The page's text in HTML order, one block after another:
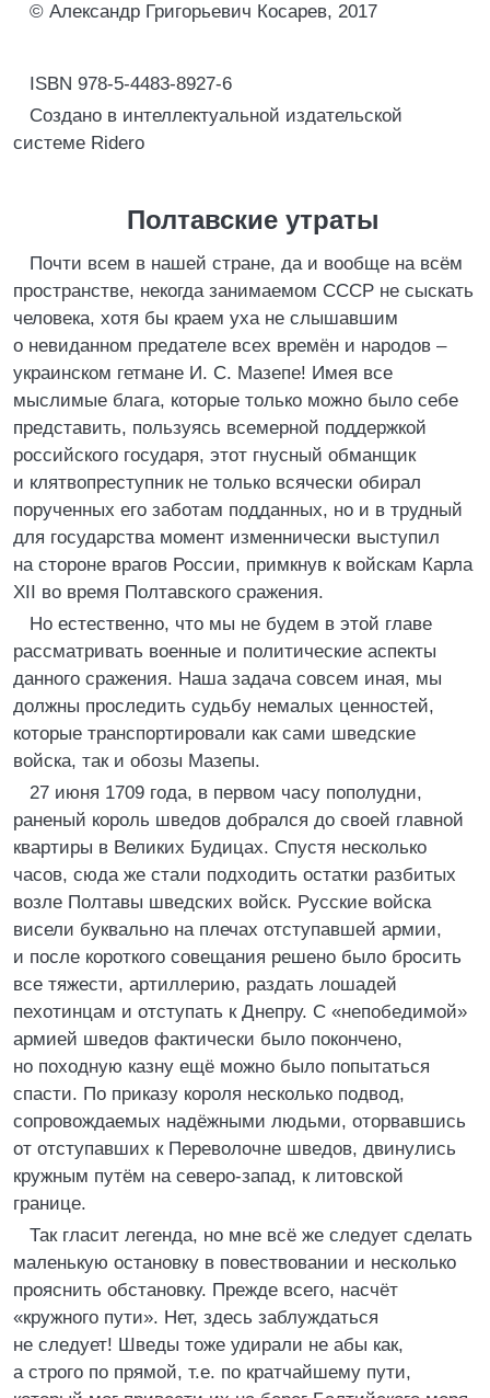
© Александр Григорьевич Косарев, 2017
ISBN 978-5-4483-8927-6
Создано в интеллектуальной издательской
системе Ridero
Полтавские утраты
Почти всем в нашей стране, да и вообще на всём
пространстве, некогда занимаемом СССР не сыскать
человека, хотя бы краем уха не слышавшим
о невиданном предателе всех времён и народов –
украинском гетмане И. С. Мазепе! Имея все
мыслимые блага, которые только можно было себе
представить, пользуясь всемерной поддержкой
российского государя, этот гнусный обманщик
и клятвопреступник не только всячески обирал
порученных его заботам подданных, но и в трудный
для государства момент изменнически выступил
на стороне врагов России, примкнув к войскам Карла
ХII во время Полтавского сражения.
Но естественно, что мы не будем в этой главе
рассматривать военные и политические аспекты
данного сражения. Наша задача совсем иная, мы
должны проследить судьбу немалых ценностей,
которые транспортировали как сами шведские
войска, так и обозы Мазепы.
27 июня 1709 года, в первом часу пополудни,
раненый король шведов добрался до своей главной
квартиры в Великих Будицах. Спустя несколько
часов, сюда же стали подходить остатки разбитых
возле Полтавы шведских войск. Русские войска
висели буквально на плечах отступавшей армии,
и после короткого совещания решено было бросить
все тяжести, артиллерию, раздать лошадей
пехотинцам и отступать к Днепру. С «непобедимой»
армией шведов фактически было покончено,
но походную казну ещё можно было попытаться
спасти. По приказу короля несколько подвод,
сопровождаемых надёжными людьми, оторвавшись
от отступавших к Переволочне шведов, двинулись
кружным путём на северо-запад, к литовской
границе.
Так гласит легенда, но мне всё же следует сделать
маленькую остановку в повествовании и несколько
прояснить обстановку. Прежде всего, насчёт
«кружного пути». Нет, здесь заблуждаться
не следует! Шведы тоже удирали не абы как,
а строго по прямой, т.е. по кратчайшему пути,